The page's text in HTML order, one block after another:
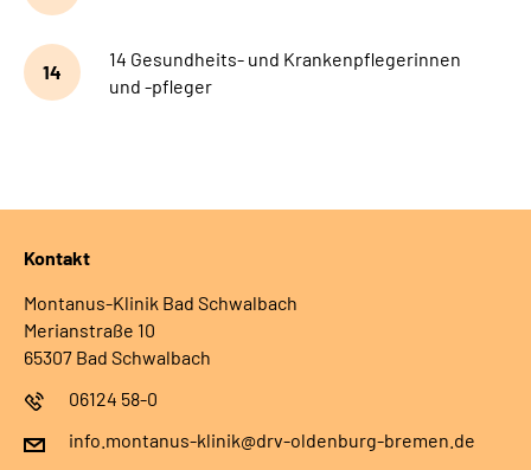
14
14 Gesundheits- und Krankenpflegerinnen
und -pfleger
Kontakt
Montanus-Klinik Bad Schwalbach
Merianstraße 10
65307 Bad Schwalbach
06124 58-0
info.montanus-klinik@drv-oldenburg-bremen.de